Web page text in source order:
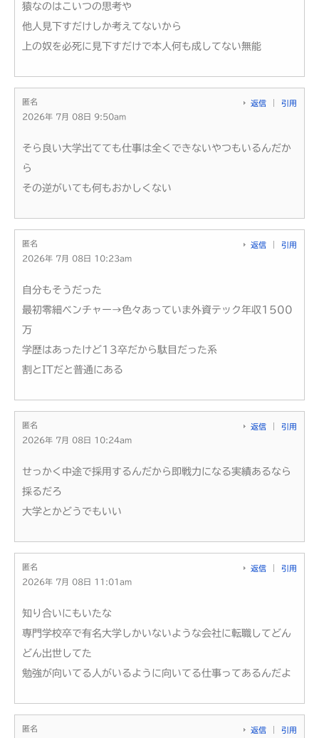
猿なのはこいつの思考や
他人見下すだけしか考えてないから
上の奴を必死に見下すだけで本人何も成してない無能
匿名
2026年 7月 08日 9:50am
返信 引用
そら良い大学出てても仕事は全くできないやつもいるんだか
ら
その逆がいても何もおかしくない
匿名
2026年 7月 08日 10:23am
返信 引用
自分もそうだった
最初零細ベンチャー→色々あっていま外資テック年収1500
万
学歴はあったけど13卒だから駄目だった系
割とITだと普通にある
匿名
2026年 7月 08日 10:24am
返信 引用
せっかく中途で採用するんだから即戦力になる実績あるなら
採るだろ
大学とかどうでもいい
匿名
2026年 7月 08日 11:01am
返信 引用
知り合いにもいたな
専門学校卒で有名大学しかいないような会社に転職してどん
どん出世してた
勉強が向いてる人がいるように向いてる仕事ってあるんだよ
匿名
返信 引用